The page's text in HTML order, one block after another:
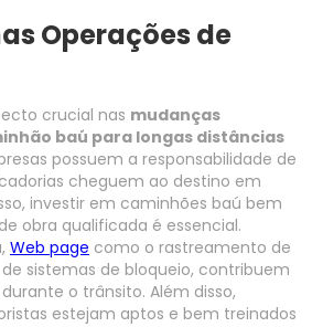
Operações de
crucial nas mudanças
baú para longas distâncias
possuem a responsabilidade de
cheguem ao destino em
investir em caminhões baú bem
obra qualificada é essencial.
Web page como o rastreamento de
sistemas de bloqueio, contribuem
o trânsito. Além disso,
estejam aptos e bem treinados